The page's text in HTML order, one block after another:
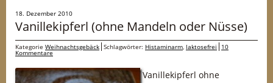
18. Dezember 2010
Vanillekipferl (ohne Mandeln oder Nüsse)
Kategorie Weihnachtsgebäck Schlagwörter: Histaminarm, laktosefrei 10
Kommentare
Vanillekipferl ohne